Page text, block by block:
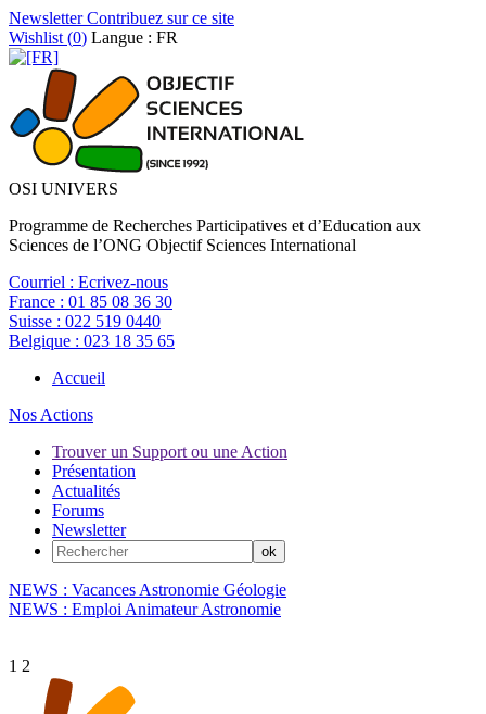
NewsletterContribuez sur ce site
Wishlist (0) Langue : FR
OSI UNIVERS
Programme de Recherches Participatives et d’Education aux
Sciences de l’ONG Objectif Sciences International
Courriel : Ecrivez-nous
France : 01 85 08 36 30
Suisse : 022 519 0440
Belgique : 023 18 35 65
Accueil
Nos Actions
Trouver un Support ou une Action
Présentation
Actualités
Forums
Newsletter
NEWS : Vacances Astronomie Géologie
NEWS : Emploi Animateur Astronomie
1 2